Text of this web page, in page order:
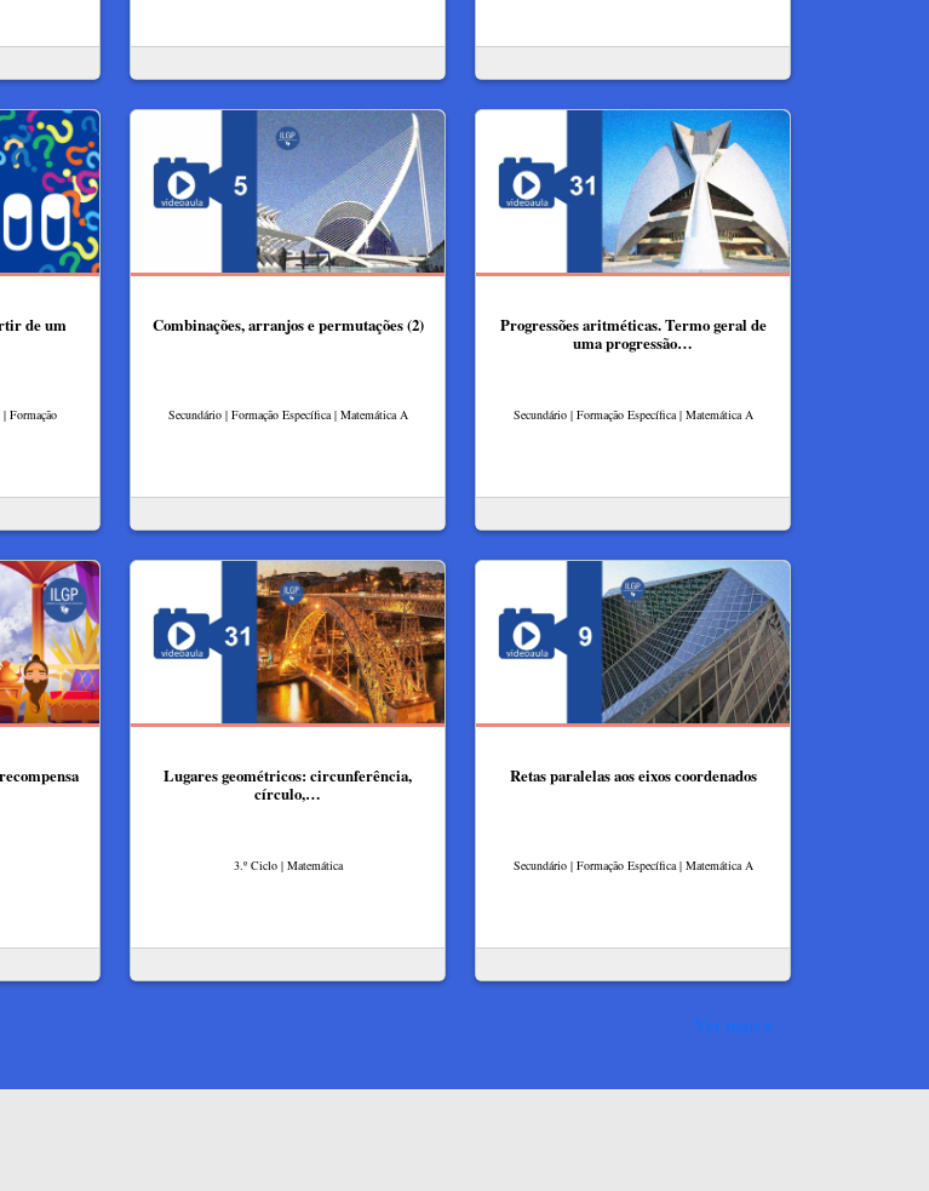
de um
Formação
Combinações, arranjos e permutações (2)
Secundário | Formação Específica | Matemática A
Progressões aritméticas. Termo geral de
uma progressão…
Secundário | Formação Específica | Matemática A
Lugares geométricos: circunferência,
círculo,…
3.º Ciclo | Matemática
Retas paralelas aos eixos coordenados
Secundário | Formação Específica | Matemática A
Ver mais